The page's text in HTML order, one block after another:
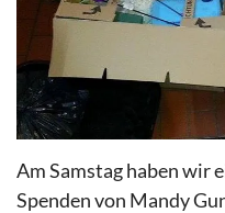
Am Samstag haben wir
Spenden von Mandy